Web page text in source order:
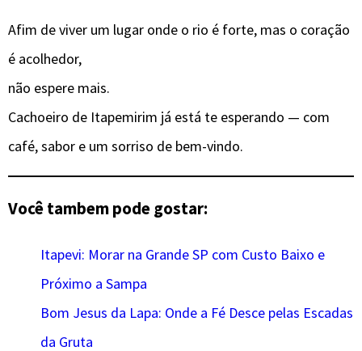
Afim de viver um lugar onde o rio é forte, mas o coração
é acolhedor,
não espere mais.
Cachoeiro de Itapemirim já está te esperando — com
café, sabor e um sorriso de bem-vindo.
Você tambem pode gostar:
Itapevi: Morar na Grande SP com Custo Baixo e
Próximo a Sampa
Bom Jesus da Lapa: Onde a Fé Desce pelas Escadas
da Gruta